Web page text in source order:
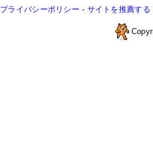
プライバシーポリシー - サイトを推薦する